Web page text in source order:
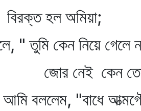
হল অমিয়া;
তুমি কেন নিয়ে গেলে
নেই কেন
"বাধে